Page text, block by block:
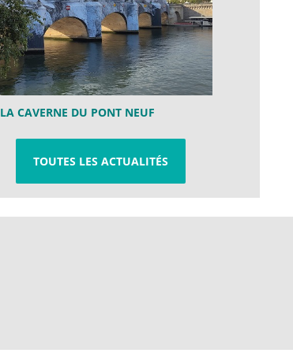
LA CAVERNE DU PONT NEUF
TOUTES LES ACTUALITÉS